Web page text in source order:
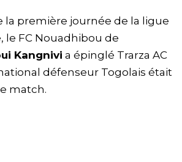
la première journée de la ligue
le FC Nouadhibou de
Kangnivi a épinglé Trarza AC
défenseur Togolais était
match.